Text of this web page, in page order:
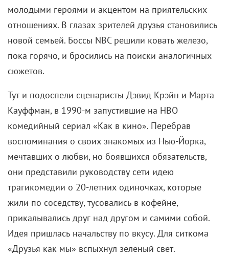
«Друзья как мы» вспыхнул зеленый свет.
Предполагалось, что его каст возглавят 6 артистов
в ведущих ролях: без одной ярко выраженной
звезды. И без этнического разнообразия – дабы не
потерять целевую (белую) аудиторию. Роль
палеонтолога-невротика Росса оперативно получил
Дэвид Швиммер – Кауффман и Крэйн помнили его